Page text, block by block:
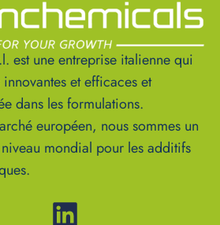
est une entreprise italienne qui
et efficaces et
dans les formulations.
européen, nous sommes un
mondial pour les additifs